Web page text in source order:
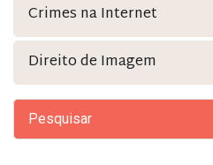
Crimes na Internet
Direito de Imagem